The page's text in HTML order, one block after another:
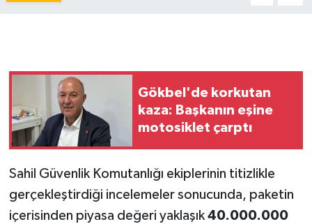
Gökbel'de korkutan
kaza: Başkanın eşine
motosiklet çarptı
Sahil Güvenlik Komutanlığı ekiplerinin titizlikle
gerçekleştirdiği incelemeler sonucunda, paketin
içerisinden piyasa değeri yaklaşık40.000.000